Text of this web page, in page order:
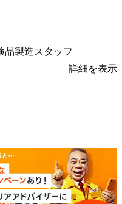
品製造スタッフ
詳細を表示